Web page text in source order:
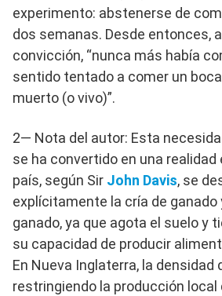
experimento: abstenerse de
dos semanas. Desde entonces,
convicción, “nunca más había
sentido tentado a comer un
muerto (o vivo)”.
2— Nota del autor: Esta
se ha convertido en una realidad
país, según Sir John Davis, se
explícitamente la cría de ganado
ganado, ya que agota el suelo y
su capacidad de producir
En Nueva Inglaterra, la densidad
restringiendo la producción local